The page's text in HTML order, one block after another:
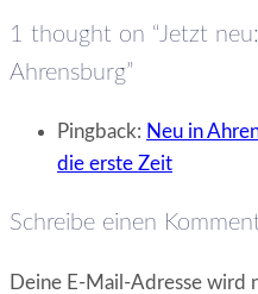
1 thought on “Jetzt
Ahrensburg”
Pingback: Neu in
die erste Zeit
Schreibe einen
Deine E-Mail-Adresse wird